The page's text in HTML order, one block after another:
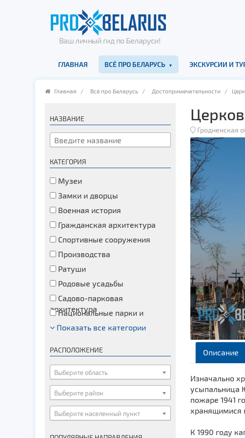
Ваш личный гид по Беларуси!
ГЛАВНАЯ ВСЁ ПРО БЕЛАРУСЬ ЭКСКУРСИИ И
Главная / Всё про Беларусь / Достопримечательности /
НАЗВАНИЕ
КАТЕГОРИЯ
Музеи
Замки и дворцы
Военная история
Гражданская архитектура
Спортивные сооружения
Производства
Ратуши
Родовые усадьбы
Садово-парковая
архитектура
Национальные парки и
заказники
Озера и водоемы
Памятники археологии
Памятники геодезии
Памятники природы
Памятники известным людям
Церкви
Показать все категории
РАСПОЛОЖЕНИЕ
Выберите область
Выберите район
Выберите населенный пункт
Гродненская
Описание
Изначально
усыпальница
пожаре 1941
хранящимися
К 1990 году